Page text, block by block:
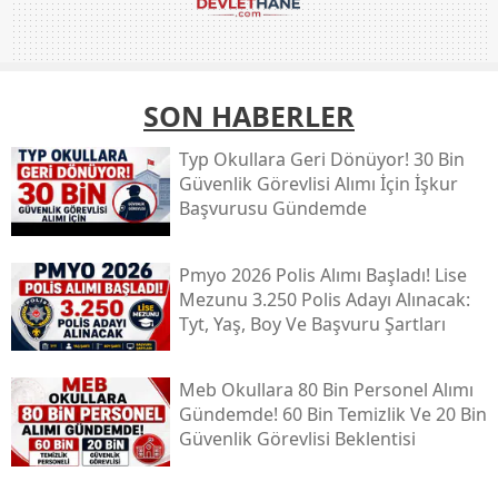
SON HABERLER
Typ Okullara Geri Dönüyor! 30 Bin
Güvenlik Görevlisi Alımı İçin İşkur
Başvurusu Gündemde
Pmyo 2026 Polis Alımı Başladı! Lise
Mezunu 3.250 Polis Adayı Alınacak:
Tyt, Yaş, Boy Ve Başvuru Şartları
Meb Okullara 80 Bin Personel Alımı
Gündemde! 60 Bin Temizlik Ve 20 Bin
Güvenlik Görevlisi Beklentisi